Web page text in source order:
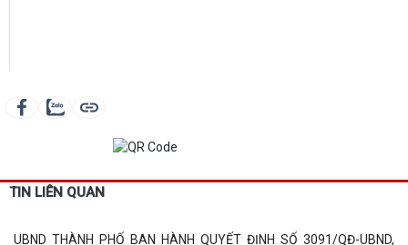
TIN LIÊN QUAN
UBND THÀNH PHỐ BAN HÀNH QUYẾT ĐỊNH SỐ 3091/QĐ-UBND,